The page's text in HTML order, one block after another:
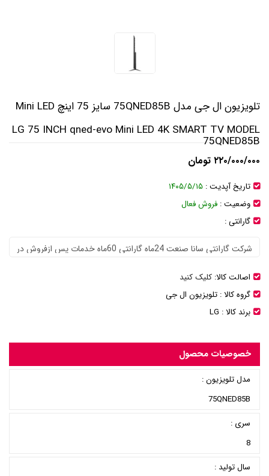
تلویزیون ال جی مدل 75QNED85B سایز 75 اینچ Mini LED
LG 75 INCH qned-evo Mini LED 4K SMART TV MODEL
75QNED85B
۲۲۰/۰۰۰/۰۰۰ تومان
تاریخ آپدیت : ۱۴۰۵/۵/۱۵
وضعیت : فروش فعال
گارانتی :
اصالت کالا: کلیک کنید
گروه کالا : تلویزیون ال جی
برند کالا : LG
خصوصیات محصول
مدل تلویزیون :
75QNED85B
سری :
8
سال تولید :